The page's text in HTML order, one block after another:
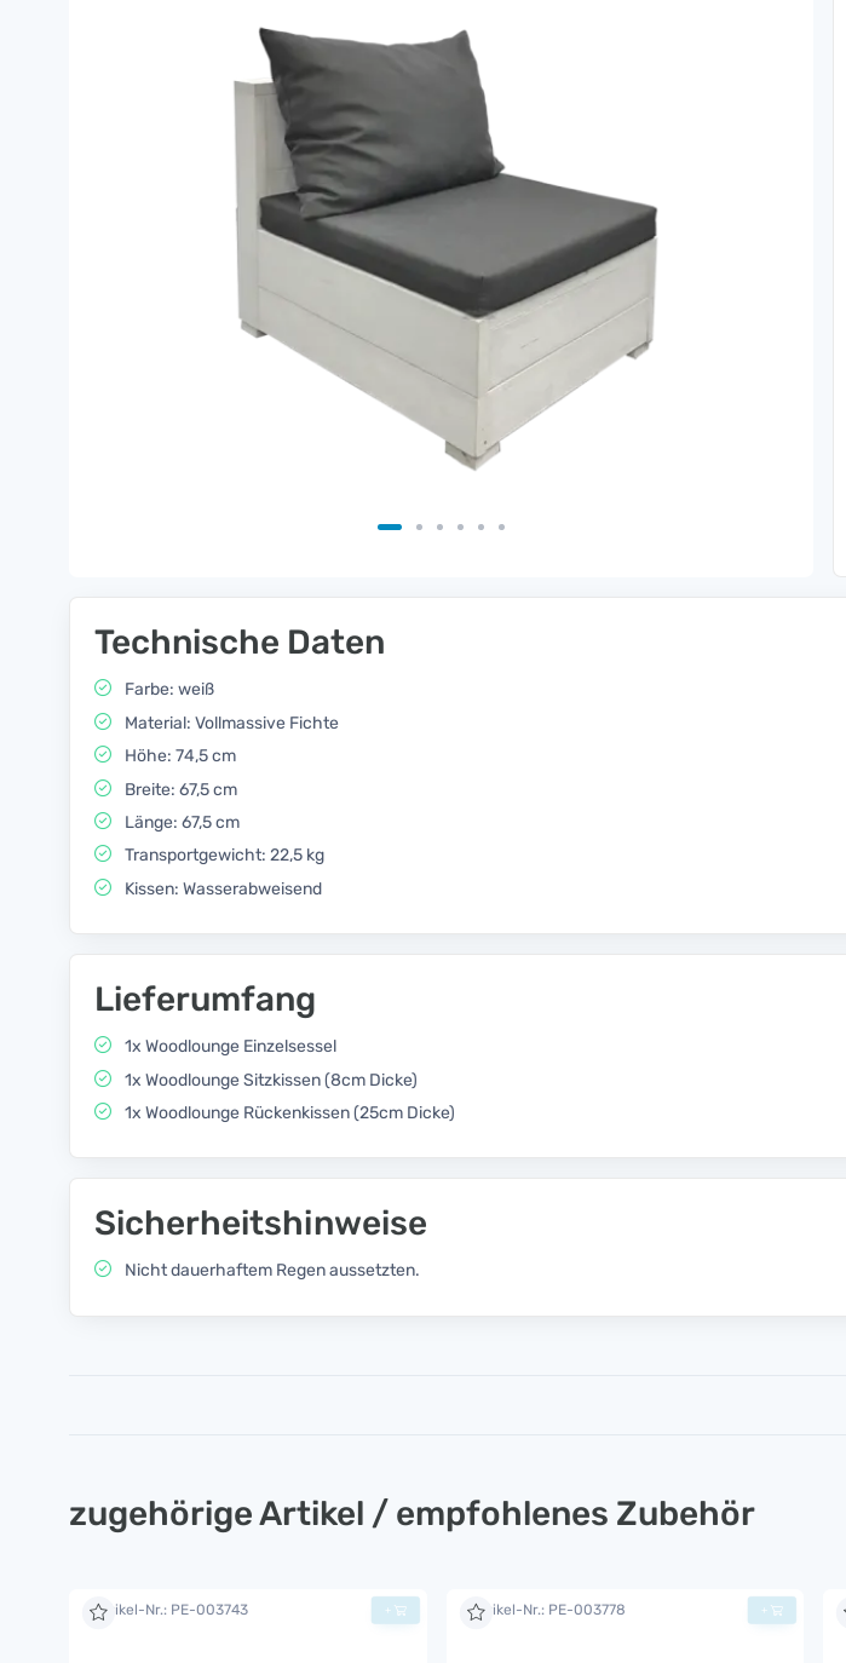
Technische Daten
Farbe: weiß
Material: Vollmassive Fichte
Höhe: 74,5 cm
Breite: 67,5 cm
Länge: 67,5 cm
Transportgewicht: 22,5 kg
Kissen: Wasserabweisend
Lieferumfang
1x Woodlounge Einzelsessel
1x Woodlounge Sitzkissen (8cm Dicke)
1x Woodlounge Rückenkissen (25cm Dicke)
Sicherheitshinweise
Nicht dauerhaftem Regen aussetzten.
zugehörige Artikel / empfohlenes Zubehör
Artikel-Nr.: PE-003743 + Artikel-Nr.: PE-003778 +